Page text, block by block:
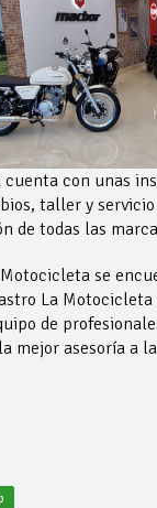
con unas
taller y
de todas las
se
La
de
mejor asesoría a